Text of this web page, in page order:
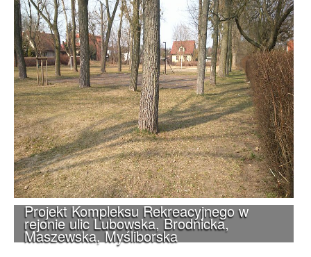
Projekt Kompleksu Rekreacyjnego w
rejonie ulic Lubowska, Brodnicka,
Maszewska, Myśliborska